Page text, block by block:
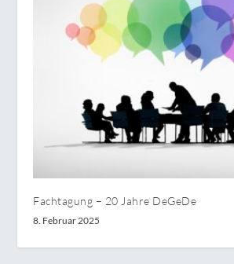
Fachtagung – 20 Jahre DeGeDe
8. Februar 2025